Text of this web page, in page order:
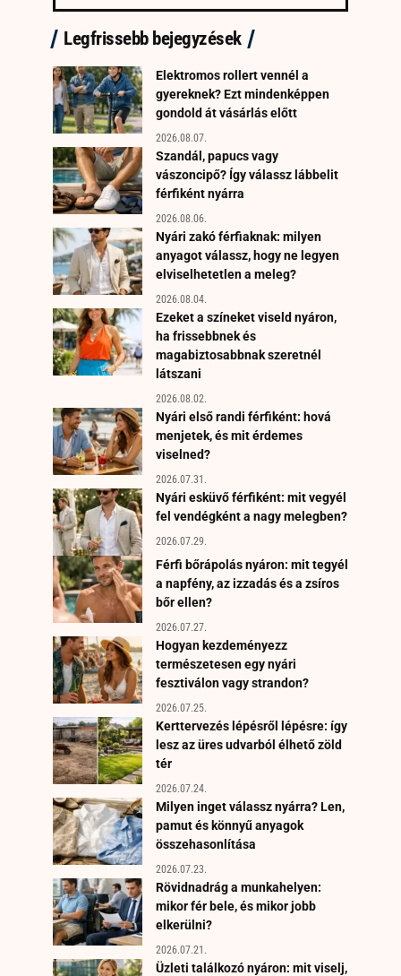
Legfrissebb bejegyzések
Elektromos rollert vennél a
gyereknek? Ezt mindenképpen
gondold át vásárlás előtt
2026.08.07.
Szandál, papucs vagy
vászoncipő? Így válassz lábbelit
férfiként nyárra
2026.08.06.
Nyári zakó férfiaknak: milyen
anyagot válassz, hogy ne legyen
elviselhetetlen a meleg?
2026.08.04.
Ezeket a színeket viseld nyáron,
ha frissebbnek és
magabiztosabbnak szeretnél
látszani
2026.08.02.
Nyári első randi férfiként: hová
menjetek, és mit érdemes
viselned?
2026.07.31.
Nyári esküvő férfiként: mit vegyél
fel vendégként a nagy melegben?
2026.07.29.
Férfi bőrápolás nyáron: mit tegyél
a napfény, az izzadás és a zsíros
bőr ellen?
2026.07.27.
Hogyan kezdeményezz
természetesen egy nyári
fesztiválon vagy strandon?
2026.07.25.
Kerttervezés lépésről lépésre: így
lesz az üres udvarból élhető zöld
tér
2026.07.24.
Milyen inget válassz nyárra? Len,
pamut és könnyű anyagok
összehasonlítása
2026.07.23.
Rövidnadrág a munkahelyen:
mikor fér bele, és mikor jobb
elkerülni?
2026.07.21.
Üzleti találkozó nyáron: mit viselj,